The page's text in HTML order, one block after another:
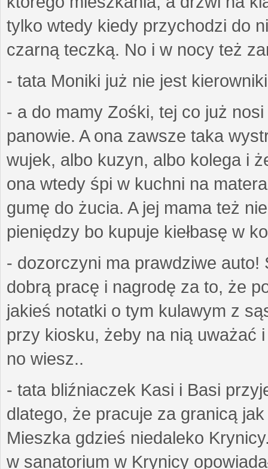
tylko wtedy kiedy przychodzi do
czarną teczką. No i w nocy też
- tata Moniki już nie jest
- a do mamy Zośki, tej co już
panowie. A ona zawsze taka
wujek, albo kuzyn, albo kolega i
ona wtedy śpi w kuchni na
gumę do żucia. A jej mama też
pieniędzy bo kupuje kiełbasę w
- dozorczyni ma prawdziwe auto!
dobrą pracę i nagrodę za to, że
jakieś notatki o tym kulawym z
przy kiosku, żeby na nią uważać
no wiesz..
- tata bliźniaczek Kasi i Basi
dlatego, że pracuje za granicą
Mieszka gdzieś niedaleko
w sanatorium w Krynicy